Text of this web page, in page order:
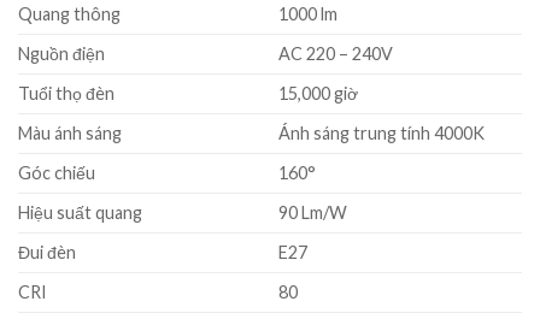
Quang thông
1000 lm
Nguồn điện
AC 220 – 240V
Tuổi thọ đèn
15,000 giờ
Màu ánh sáng
Ánh sáng trung tính 4000K
Góc chiếu
160°
Hiệu suất quang
90 Lm/W
Đui đèn
E27
CRI
80